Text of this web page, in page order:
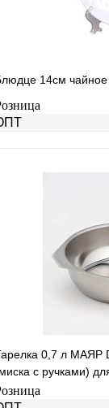
14см
В избранное
0,7 л МАЯР
с ручками)
100